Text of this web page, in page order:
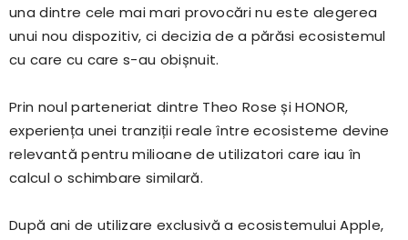
una dintre cele mai mari provocări nu este alegerea
unui nou dispozitiv, ci decizia de a părăsi ecosistemul
cu care cu care s-au obișnuit.
Prin noul parteneriat dintre Theo Rose și HONOR,
experiența unei tranziții reale între ecosisteme devine
relevantă pentru milioane de utilizatori care iau în
calcul o schimbare similară.
După ani de utilizare exclusivă a ecosistemului Apple,